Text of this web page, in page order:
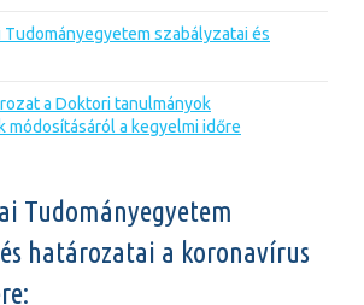
Tudományegyetem szabályzatai és
a Doktori tanulmányok
módosításáról a kegyelmi időre
Tudományegyetem
határozatai a koronavírus